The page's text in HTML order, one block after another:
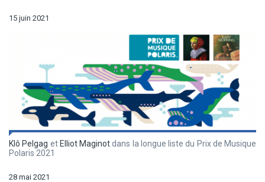
15 juin 2021
Klô Pelgag et Elliot Maginotdans la longue liste du Prix de Musique
Polaris 2021
28 mai 2021